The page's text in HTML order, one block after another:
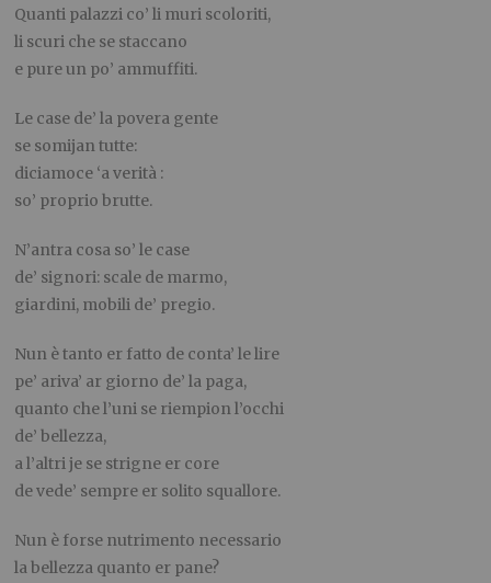
Quanti palazzi co’ li muri scoloriti,
li scuri che se staccano
e pure un po’ ammuffiti.
Le case de’ la povera gente
se somijan tutte:
diciamoce ‘a verità :
so’ proprio brutte.
N’antra cosa so’ le case
de’ signori: scale de marmo,
giardini, mobili de’ pregio.
Nun è tanto er fatto de conta’ le lire
pe’ ariva’ ar giorno de’ la paga,
quanto che l’uni se riempion l’occhi
de’ bellezza,
a l’altri je se strigne er core
de vede’ sempre er solito squallore.
Nun è forse nutrimento necessario
la bellezza quanto er pane?